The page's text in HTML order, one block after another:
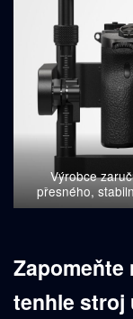
Výrobce
přesného,
Zapomeňte
tenhle stroj